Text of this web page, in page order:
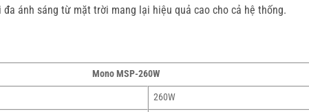
ánh sáng từ mặt trời mang lại hiệu quả cao cho cả hệ thống.
Mono MSP-260W
260W